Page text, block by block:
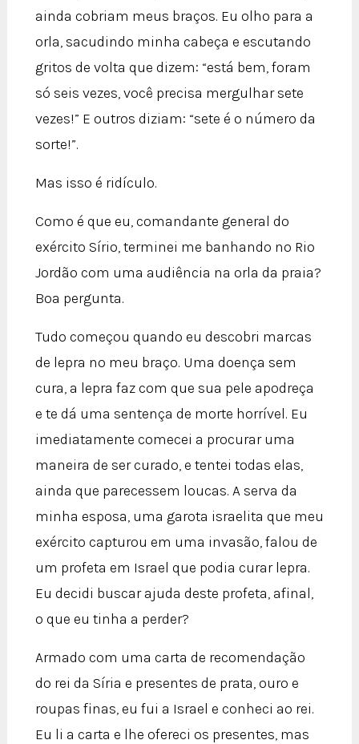
ainda cobriam meus braços. Eu olho para a
orla, sacudindo minha cabeça e escutando
gritos de volta que dizem: “está bem, foram
só seis vezes, você precisa mergulhar sete
vezes!” E outros diziam: “sete é o número da
sorte!”.
Mas isso é ridículo.
Como é que eu, comandante general do
exército Sírio, terminei me banhando no Rio
Jordão com uma audiência na orla da praia?
Boa pergunta.
Tudo começou quando eu descobri marcas
de lepra no meu braço. Uma doença sem
cura, a lepra faz com que sua pele apodreça
e te dá uma sentença de morte horrível. Eu
imediatamente comecei a procurar uma
maneira de ser curado, e tentei todas elas,
ainda que parecessem loucas. A serva da
minha esposa, uma garota israelita que meu
exército capturou em uma invasão, falou de
um profeta em Israel que podia curar lepra.
Eu decidi buscar ajuda deste profeta, afinal,
o que eu tinha a perder?
Armado com uma carta de recomendação
do rei da Síria e presentes de prata, ouro e
roupas finas, eu fui a Israel e conheci ao rei.
Eu li a carta e lhe ofereci os presentes, mas